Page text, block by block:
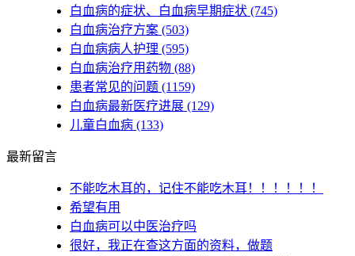
白血病的症状、白血病早期症状 (745)
白血病治疗方案 (503)
白血病病人护理 (595)
白血病治疗用药物 (88)
患者常见的问题 (1159)
白血病最新医疗进展 (129)
儿童白血病 (133)
最新留言
不能吃木耳的，记住不能吃木耳！！！！！！
希望有用
白血病可以中医治疗吗
很好，我正在查这方面的资料，做题